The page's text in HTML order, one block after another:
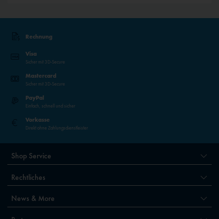
Rechnung
Visa
Sicher mit 3D-Secure
Mastercard
Sicher mit 3D-Secure
PayPal
Einfach, schnell und sicher
Vorkasse
Direkt ohne Zahlungsdienstleister
Shop Service
Rechtliches
News & More